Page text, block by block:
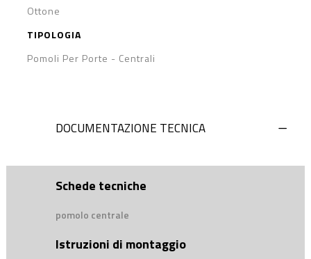
Ottone
TIPOLOGIA
Pomoli Per Porte - Centrali
DOCUMENTAZIONE TECNICA
Schede tecniche
pomolo centrale
Istruzioni di montaggio